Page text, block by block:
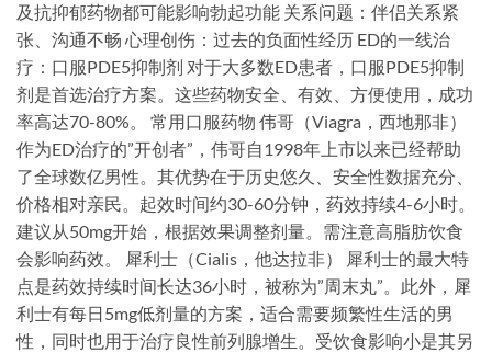
及抗抑郁药物都可能影响勃起功能 关系问题：伴侣关系紧
张、沟通不畅 心理创伤：过去的负面性经历 ED的一线治
疗：口服PDE5抑制剂 对于大多数ED患者，口服PDE5抑制
剂是首选治疗方案。这些药物安全、有效、方便使用，成功
率高达70-80%。 常用口服药物 伟哥（Viagra，西地那非）
作为ED治疗的”开创者”，伟哥自1998年上市以来已经帮助
了全球数亿男性。其优势在于历史悠久、安全性数据充分、
价格相对亲民。起效时间约30-60分钟，药效持续4-6小时。
建议从50mg开始，根据效果调整剂量。需注意高脂肪饮食
会影响药效。 犀利士（Cialis，他达拉非） 犀利士的最大特
点是药效持续时间长达36小时，被称为”周末丸”。此外，犀
利士有每日5mg低剂量的方案，适合需要频繁性生活的男
性，同时也用于治疗良性前列腺增生。受饮食影响小是其另